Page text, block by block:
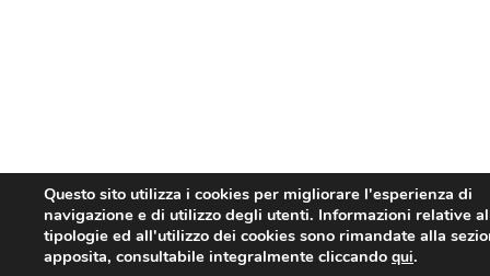
Questo sito utilizza i cookies per migliorare l'esperienza di
navigazione e di utilizzo degli utenti. Informazioni relative
tipologie ed all'utilizzo dei cookies sono rimandate alla
apposita, consultabile integralmente cliccando qui.